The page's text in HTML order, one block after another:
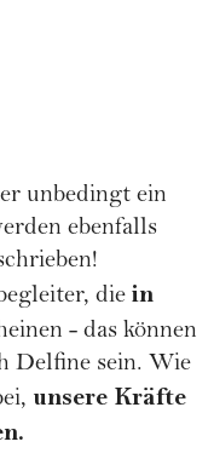
unbedingt ein
ebenfalls
die in
- das können
Delfine sein. Wie
unsere Kräfte